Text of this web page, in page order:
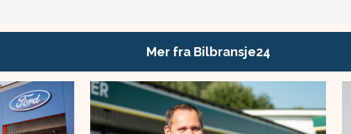
Mer fra Bilbransje24